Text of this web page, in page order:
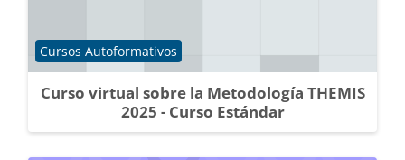
Curso virtual sobre la Metodología THEMIS
2025 - Curso Estándar
Catégorie de cours
Cursos Autoformativos